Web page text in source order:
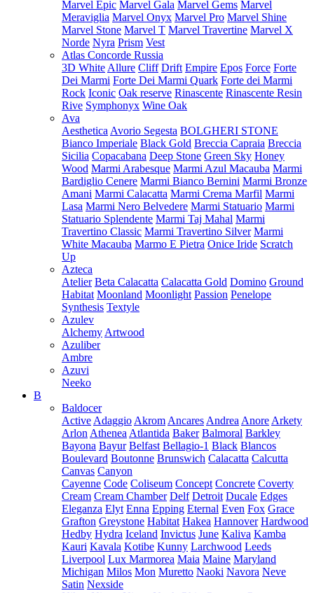
Marvel Epic Marvel Gala Marvel Gems Marvel
Meraviglia Marvel Onyx Marvel Pro Marvel Shine
Marvel Stone Marvel T Marvel Travertine Marvel X
Norde Nyra Prism Vest
Atlas Concorde Russia
3D White Allure Cliff Drift Empire Epos Force Forte
Dei Marmi Forte Dei Marmi Quark Forte dei Marmi
Rock Iconic Oak reserve Rinascente Rinascente Resin
Rive Symphonyx Wine Oak
Ava
Aesthetica Avorio Segesta BOLGHERI STONE
Bianco Imperiale Black Gold Breccia Capraia Breccia
Sicilia Copacabana Deep Stone Green Sky Honey
Wood Marmi Arabesque Marmi Azul Macauba Marmi
Bardiglio Cenere Marmi Bianco Bernini Marmi Bronze
Amani Marmi Calacatta Marmi Crema Marfil Marmi
Lasa Marmi Nero Belvedere Marmi Statuario Marmi
Statuario Splendente Marmi Taj Mahal Marmi
Travertino Classic Marmi Travertino Silver Marmi
White Macauba Marmo E Pietra Onice Iride Scratch
Up
Azteca
Atelier Beta Calacatta Calacatta Gold Domino Ground
Habitat Moonland Moonlight Passion Penelope
Synthesis Textyle
Azulev
Alchemy Artwood
Azuliber
Ambre
Azuvi
Neeko
B
Baldocer
Active Adaggio Akrom Ancares Andrea Anore Arkety
Arlon Athenea Atlantida Baker Balmoral Barkley
Bayona Bayur Belfast Bellagio-1 Black Blancos
Boulevard Boutonne Brunswich Calacatta Calcutta
Canvas Canyon
Cayenne Code Coliseum Concept Concrete Coverty
Cream Cream Chamber Delf Detroit Ducale Edges
Eleganza Elyt Enna Epping Eternal Even Fox Grace
Grafton Greystone Habitat Hakea Hannover Hardwood
Hedby Hydra Iceland Invictus June Kaliva Kamba
Kauri Kavala Kotibe Kunny Larchwood Leeds
Liverpool Lux Marmorea Maia Maine Maryland
Michigan Milos Mon Muretto Naoki Navora Neve
Satin Nexside